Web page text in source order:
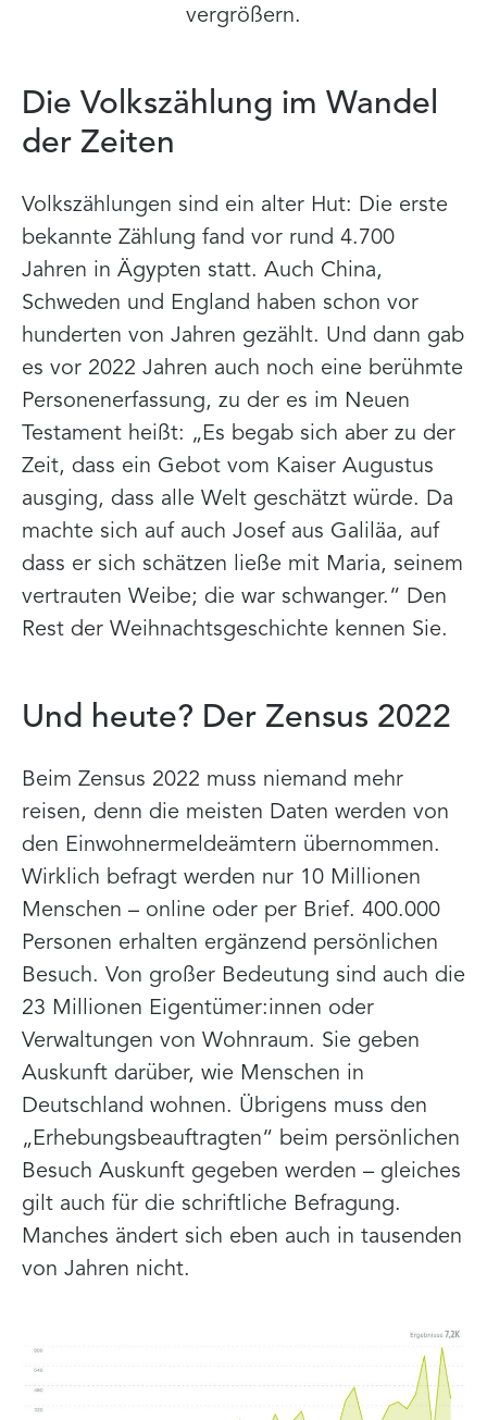
vergrößern.
Die Volkszählung im Wandel
der Zeiten
Volkszählungen sind ein alter Hut: Die erste
bekannte Zählung fand vor rund 4.700
Jahren in Ägypten statt. Auch China,
Schweden und England haben schon vor
hunderten von Jahren gezählt. Und dann gab
es vor 2022 Jahren auch noch eine berühmte
Personenerfassung, zu der es im Neuen
Testament heißt: „Es begab sich aber zu der
Zeit, dass ein Gebot vom Kaiser Augustus
ausging, dass alle Welt geschätzt würde. Da
machte sich auf auch Josef aus Galiläa, auf
dass er sich schätzen ließe mit Maria, seinem
vertrauten Weibe; die war schwanger.“ Den
Rest der Weihnachtsgeschichte kennen Sie.
Und heute? Der Zensus 2022
Beim Zensus 2022 muss niemand mehr
reisen, denn die meisten Daten werden von
den Einwohnermeldeämtern übernommen.
Wirklich befragt werden nur 10 Millionen
Menschen – online oder per Brief. 400.000
Personen erhalten ergänzend persönlichen
Besuch. Von großer Bedeutung sind auch die
23 Millionen Eigentümer:innen oder
Verwaltungen von Wohnraum. Sie geben
Auskunft darüber, wie Menschen in
Deutschland wohnen. Übrigens muss den
„Erhebungsbeauftragten“ beim persönlichen
Besuch Auskunft gegeben werden – gleiches
gilt auch für die schriftliche Befragung.
Manches ändert sich eben auch in tausenden
von Jahren nicht.